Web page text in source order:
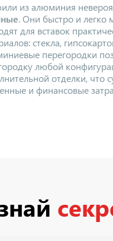
из алюминия
. Они быстро и легко
для вставок
стекла,
перегородки
любой
отделки, что
и финансовые